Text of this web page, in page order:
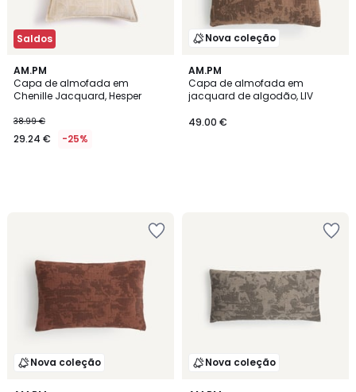
Saldos
AM.PM
Capa de almofada em
Chenille Jacquard, Hesper
38.99 €
29.24 € -25%
Nova coleção
AM.PM
Capa de almofada em
jacquard de algodão, LIV
49.00 €
Nova coleção Nova coleção